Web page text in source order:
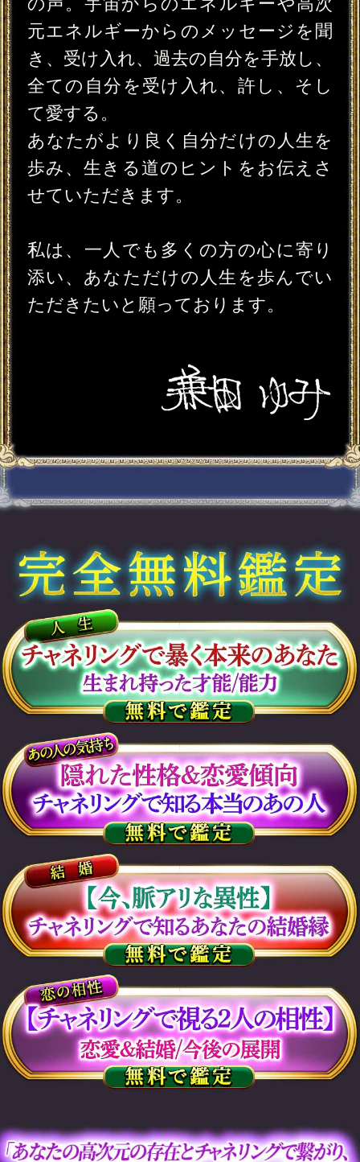
際叶う【2人の宿縁霊視
会員価格2,860円(税込)
通常価格3,520円(税込)
1/3/5/10年後まで鮮明に
視える【あなたの人生鑑
定20項】全転機/晩年
会員価格1,980円(税込)
通常価格2,530円(税込)
視える/聴こえる【あの
人の本音霊視◆6千字】
あなたに抱く想い/告白
会員価格2,200円(税込)
結婚実現◆顔＆名前全て
視暴く【あなたの生涯の
伴侶】出会い/入籍日
会員価格
通常価格2,750円(税込)
【過激でリアルな官能霊
視】あの人の隠された夜
の顔/性癖/テク/愛情
通常価格2,530円(税込)